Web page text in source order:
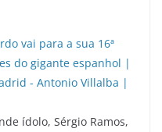
ídolo, Sérgio Ramos,